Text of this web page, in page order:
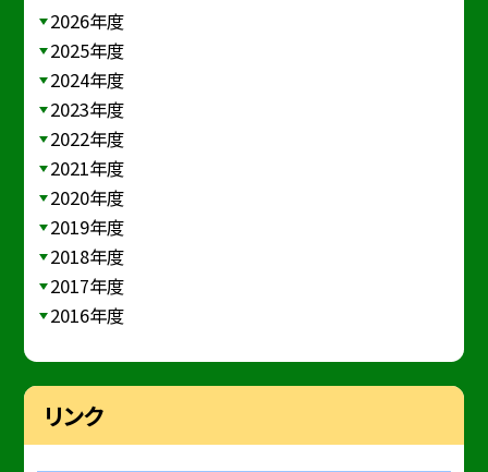
2026年度
2025年度
2024年度
2023年度
2022年度
2021年度
2020年度
2019年度
2018年度
2017年度
2016年度
リンク